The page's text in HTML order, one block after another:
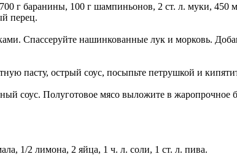
г баранины, 100 г шампиньонов, 2 ст. л. муки,
перец.
Спассеруйте нашинкованные лук и морковь.
пасту, острый соус, посыпьте петрушкой и
соус. Полуготовое мясо выложите в
1/2 лимона, 2 яйца, 1 ч. л. соли, 1 ст. л. пива.